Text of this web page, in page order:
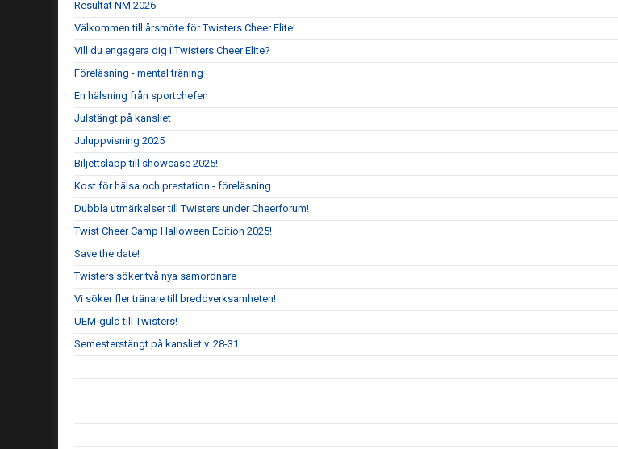
Resultat NM 2026
Välkommen till årsmöte för Twisters Cheer Elite!
Vill du engagera dig i Twisters Cheer Elite?
Föreläsning - mental träning
En hälsning från sportchefen
Julstängt på kansliet
Juluppvisning 2025
Biljettsläpp till showcase 2025!
Kost för hälsa och prestation - föreläsning
Dubbla utmärkelser till Twisters under Cheerforum!
Twist Cheer Camp Halloween Edition 2025!
Save the date!
Twisters söker två nya samordnare
Vi söker fler tränare till breddverksamheten!
UEM-guld till Twisters!
Semesterstängt på kansliet v. 28-31